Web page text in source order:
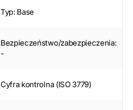
Typ: Base
Bezpieczeństwo/zabezpieczenia:
-
Cyfra kontrolna (ISO 3779)